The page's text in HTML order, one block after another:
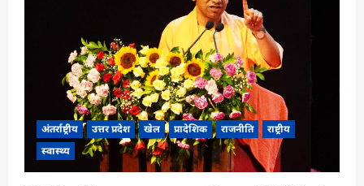
अंतर्राष्ट्रीय उत्तर प्रदेश खेल प्रादेशिक राजनीति
राष्ट्रीय
स्वास्थ्य